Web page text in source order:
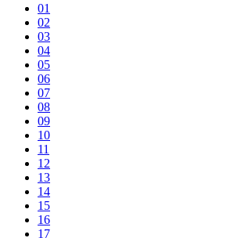
01
02
03
04
05
06
07
08
09
10
11
12
13
14
15
16
17